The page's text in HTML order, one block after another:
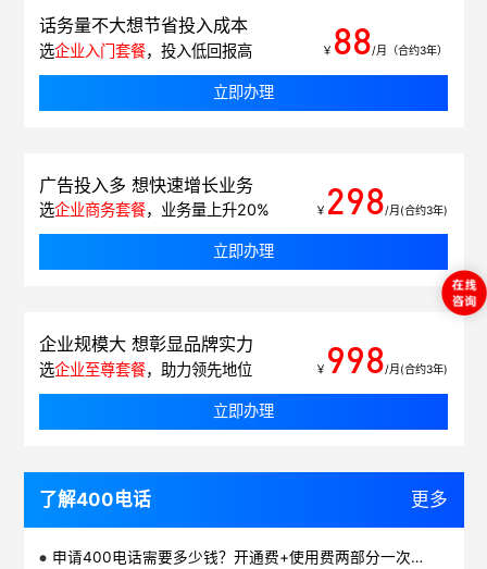
话务量不大想节省投入成本
选企业入门套餐，投入低回报高 ￥ 88/月（合约3年）
立即办理
广告投入多 想快速增长业务
选企业商务套餐，业务量上升20% ￥ 298/月(合约3年)
立即办理
企业规模大 想彰显品牌实力
选企业至尊套餐，助力领先地位 ￥ 998/月(合约3年)
立即办理
了解400电话 更多
申请400电话需要多少钱？开通费+使用费两部分一次讲清